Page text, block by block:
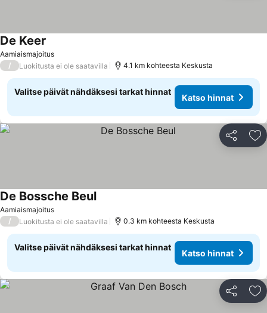
Aamiaismajoitus
De Keer
/ Luokitusta ei ole saatavilla 4.1 km kohteesta Keskusta
Valitse päivät nähdäksesi tarkat hinnat
Katso hinnat
Jaa
Aamiaismajoitus
De Bossche BeulKatso hinnat
/ Luokitusta ei ole saatavilla 0.3 km kohteesta Keskusta
Valitse päivät nähdäksesi tarkat hinnat
Katso hinnat
Jaa